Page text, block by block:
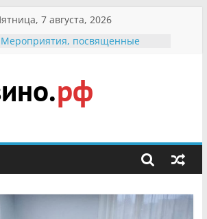
7 августа, 2026
Мероприятия, посвященные
гражданин Инжавинского округа»
участнице Великой
Отечественной, фронтовичке
Безопасность в сети Интернет
мероприятии «Сохраним
первоцветы!»
В вольере Воронинского